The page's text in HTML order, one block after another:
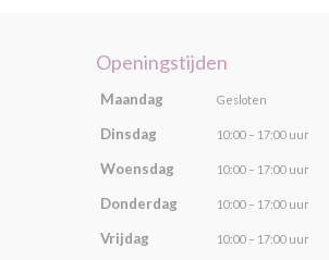
Openingstijden
Maandag Gesloten
Dinsdag 10:00 – 17:00 uur
Woensdag 10:00 – 17:00 uur
Donderdag 10:00 – 17:00 uur
Vrijdag 10:00 – 17:00 uur